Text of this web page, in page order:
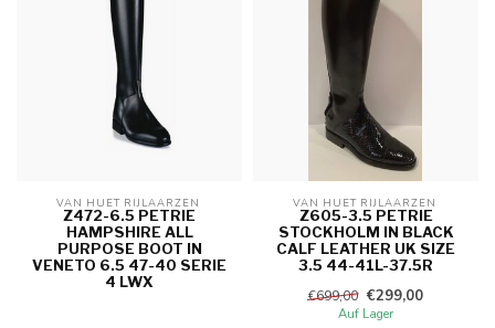
VAN HUET RIJLAARZEN
Z472-6.5 PETRIE
HAMPSHIRE ALL
PURPOSE BOOT IN
VENETO 6.5 47-40 SERIE
4 LWX
VAN HUET RIJLAARZEN
Z605-3.5 PETRIE
STOCKHOLM IN BLACK
CALF LEATHER UK SIZE
3.5 44-41L-37.5R
€699,00 €299,00
Auf Lager